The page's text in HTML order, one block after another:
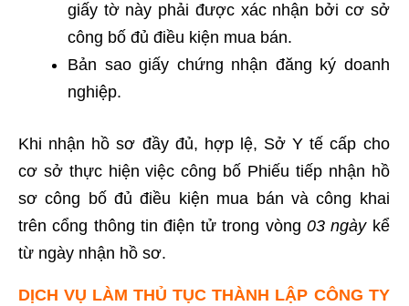
giấy tờ này phải được xác nhận bởi cơ sở
công bố đủ điều kiện mua bán.
Bản sao giấy chứng nhận đăng ký doanh
nghiệp.
Khi nhận hồ sơ đầy đủ, hợp lệ, Sở Y tế cấp cho
cơ sở thực hiện việc công bố Phiếu tiếp nhận hồ
sơ công bố đủ điều kiện mua bán và công khai
trên cổng thông tin điện tử trong vòng 03 ngàykể
từ ngày nhận hồ sơ.
DỊCH VỤ LÀM THỦ TỤC THÀNH LẬP CÔNG TY